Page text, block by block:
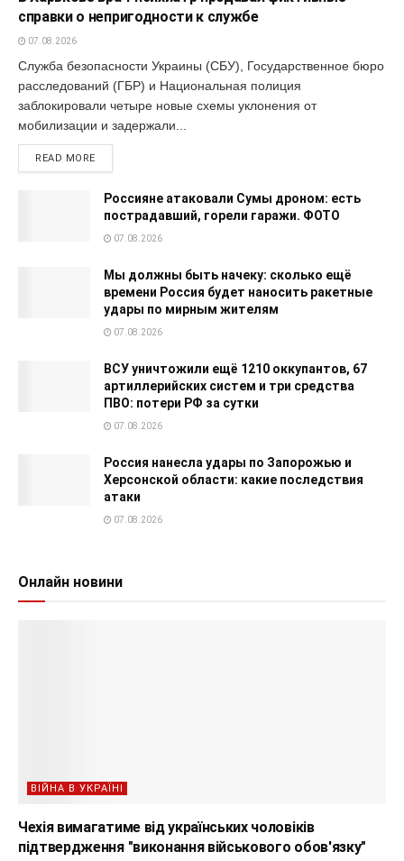
справки о непригодности к службе
07.08.2026
Служба безопасности Украины (СБУ), Государственное бюро
расследований (ГБР) и Национальная полиция
заблокировали четыре новые схемы уклонения от
мобилизации и задержали...
READ MORE
Россияне атаковали Сумы дроном: есть
пострадавший, горели гаражи. ФОТО
07.08.2026
Мы должны быть начеку: сколько ещё
времени Россия будет наносить ракетные
удары по мирным жителям
07.08.2026
ВСУ уничтожили ещё 1210 оккупантов, 67
артиллерийских систем и три средства
ПВО: потери РФ за сутки
07.08.2026
Россия нанесла удары по Запорожью и
Херсонской области: какие последствия
атаки
07.08.2026
Онлайн новини
ВІЙНА В УКРАЇНІ
Чехія вимагатиме від українських чоловіків
підтвердження "виконання військового обов'язку"